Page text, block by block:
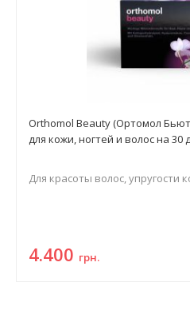
Orthomol Beauty (Ортомол
для кожи, ногтей и волос на 30
Для красоты волос, упругости
4.400 грн.